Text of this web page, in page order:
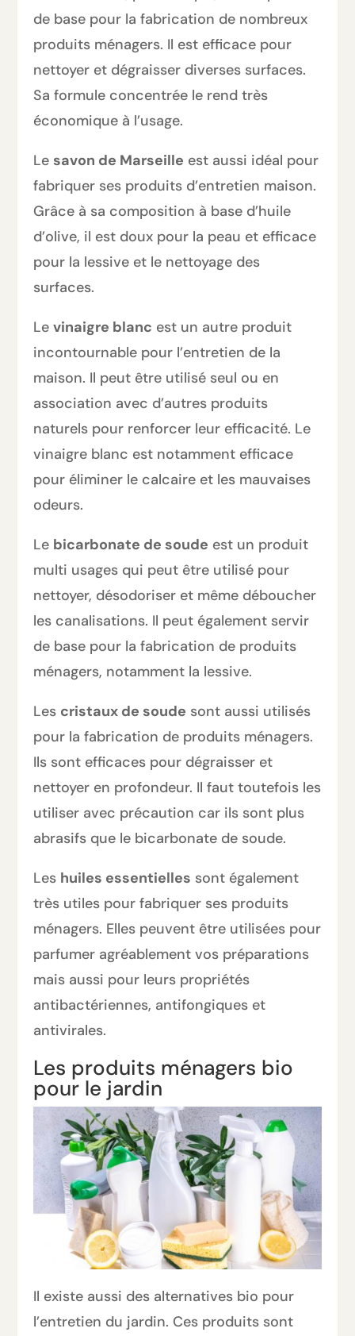
de base pour la fabrication de nombreux
produits ménagers. Il est efficace pour
nettoyer et dégraisser diverses surfaces.
Sa formule concentrée le rend très
économique à l’usage.
Lesavon de Marseille est aussi idéal pour
fabriquer ses produits d’entretien maison.
Grâce à sa composition à base d’huile
d’olive, il est doux pour la peau et efficace
pour la lessive et le nettoyage des
surfaces.
Levinaigre blanc est un autre produit
incontournable pour l’entretien de la
maison. Il peut être utilisé seul ou en
association avec d’autres produits
naturels pour renforcer leur efficacité. Le
vinaigre blanc est notamment efficace
pour éliminer le calcaire et les mauvaises
odeurs.
Le bicarbonate de soude est un produit
multi usages qui peut être utilisé pour
nettoyer, désodoriser et même déboucher
les canalisations. Il peut également servir
de base pour la fabrication de produits
ménagers, notamment la lessive.
Les cristaux de soude sont aussi utilisés
pour la fabrication de produits ménagers.
Ils sont efficaces pour dégraisser et
nettoyer en profondeur. Il faut toutefois les
utiliser avec précaution car ils sont plus
abrasifs que le bicarbonate de soude.
Les huiles essentielles sont également
très utiles pour fabriquer ses produits
ménagers. Elles peuvent être utilisées pour
parfumer agréablement vos préparations
mais aussi pour leurs propriétés
antibactériennes, antifongiques et
antivirales.
Les produits ménagers bio
pour le jardin
Il existe aussi des alternatives bio pour
l’entretien du jardin. Ces produits sont